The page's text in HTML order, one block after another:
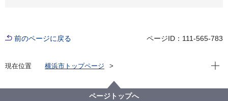
前のページに戻る ページID：111-565-783
現在位置
横浜市トップページ
資源循環局
現在
ページトップへ